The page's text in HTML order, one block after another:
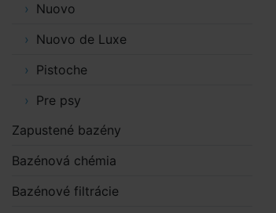
Nuovo
Nuovo de Luxe
Pistoche
Pre psy
Zapustené bazény
Bazénová chémia
Bazénové filtrácie